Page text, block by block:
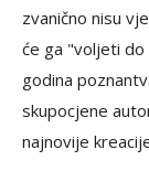
zvanično nisu
će ga "voljeti do
godina
skupocjene
najnovije